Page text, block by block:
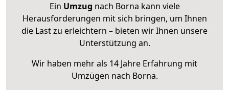
Ein Umzug nach Borna kann viele
Herausforderungen mit sich bringen, um Ihnen
die Last zu erleichtern – bieten wir Ihnen unsere
Unterstützung an.
Wir haben mehr als 14 Jahre Erfahrung mit
Umzügen nach Borna.